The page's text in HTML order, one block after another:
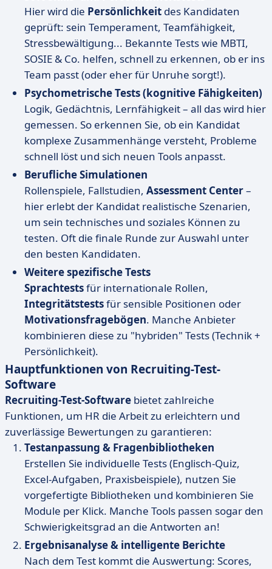
Hier wird die Persönlichkeit des Kandidaten
geprüft: sein Temperament, Teamfähigkeit,
Stressbewältigung... Bekannte Tests wie MBTI,
SOSIE & Co. helfen, schnell zu erkennen, ob er ins
Team passt (oder eher für Unruhe sorgt!).
Psychometrische Tests (kognitive Fähigkeiten)
Logik, Gedächtnis, Lernfähigkeit – all das wird hier
gemessen. So erkennen Sie, ob ein Kandidat
komplexe Zusammenhänge versteht, Probleme
schnell löst und sich neuen Tools anpasst.
Berufliche Simulationen
Rollenspiele, Fallstudien, Assessment Center–
hier erlebt der Kandidat realistische Szenarien,
um sein technisches und soziales Können zu
testen. Oft die finale Runde zur Auswahl unter
den besten Kandidaten.
Weitere spezifische Tests
Sprachtestsfür internationale Rollen,
Integritätstestsfür sensible Positionen oder
Motivationsfragebögen. Manche Anbieter
kombinieren diese zu "hybriden" Tests (Technik +
Persönlichkeit).
Hauptfunktionen von Recruiting-Test-
Software
Recruiting-Test-Software bietet zahlreiche
Funktionen, um HR die Arbeit zu erleichtern und
zuverlässige Bewertungen zu garantieren:
Testanpassung & Fragenbibliotheken
Erstellen Sie individuelle Tests (Englisch-Quiz,
Excel-Aufgaben, Praxisbeispiele), nutzen Sie
vorgefertigte Bibliotheken und kombinieren Sie
Module per Klick. Manche Tools passen sogar den
Schwierigkeitsgrad an die Antworten an!
Ergebnisanalyse & intelligente Berichte
Nach dem Test kommt die Auswertung: Scores,